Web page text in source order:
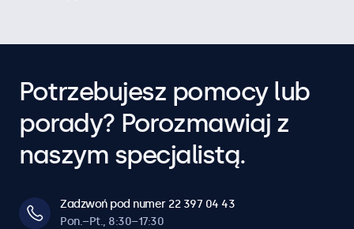
Potrzebujesz pomocy lub
porady? Porozmawiaj z
naszym specjalistą.
Zadzwoń pod numer 22 397 04 43
Pon.–Pt., 8:30–17:30